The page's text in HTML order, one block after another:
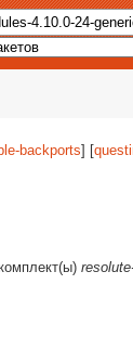
backports] [